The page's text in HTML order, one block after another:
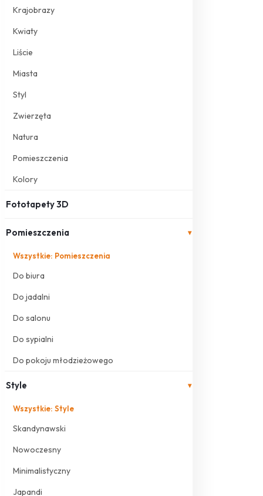
Krajobrazy
Kwiaty
Liście
Miasta
Styl
Zwierzęta
Natura
Pomieszczenia
Kolory
Fototapety 3D
Pomieszczenia ▾
Wszystkie: Pomieszczenia
Do biura
Do jadalni
Do salonu
Do sypialni
Do pokoju młodzieżowego
Style ▾
Wszystkie: Style
Skandynawski
Nowoczesny
Minimalistyczny
Japandi